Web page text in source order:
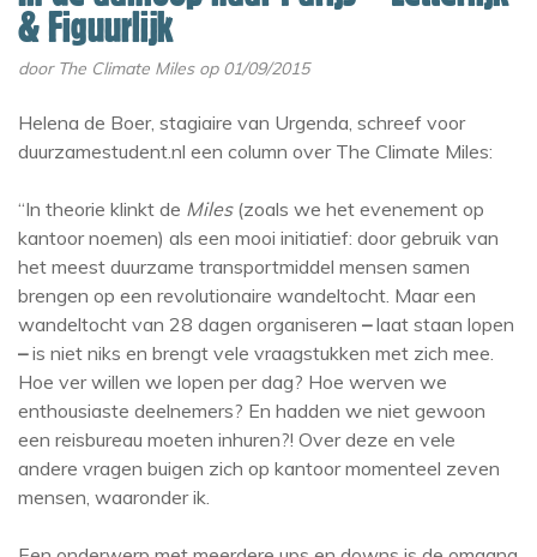
& Figuurlijk
door The Climate Miles op 01/09/2015
Helena de Boer, stagiaire van Urgenda, schreef voor
duurzamestudent.nl een column over The Climate Miles:
“In theorie klinkt de Miles(zoals we het evenement op
kantoor noemen) als een mooi initiatief: door gebruik van
het meest duurzame transportmiddel mensen samen
brengen op een revolutionaire wandeltocht. Maar een
wandeltocht van 28 dagen organiseren –laat staan lopen
–is niet niks en brengt vele vraagstukken met zich mee.
Hoe ver willen we lopen per dag? Hoe werven we
enthousiaste deelnemers? En hadden we niet gewoon
een reisbureau moeten inhuren?! Over deze en vele
andere vragen buigen zich op kantoor momenteel zeven
mensen, waaronder ik.